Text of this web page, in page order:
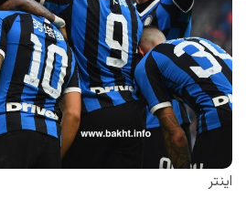
اینتر